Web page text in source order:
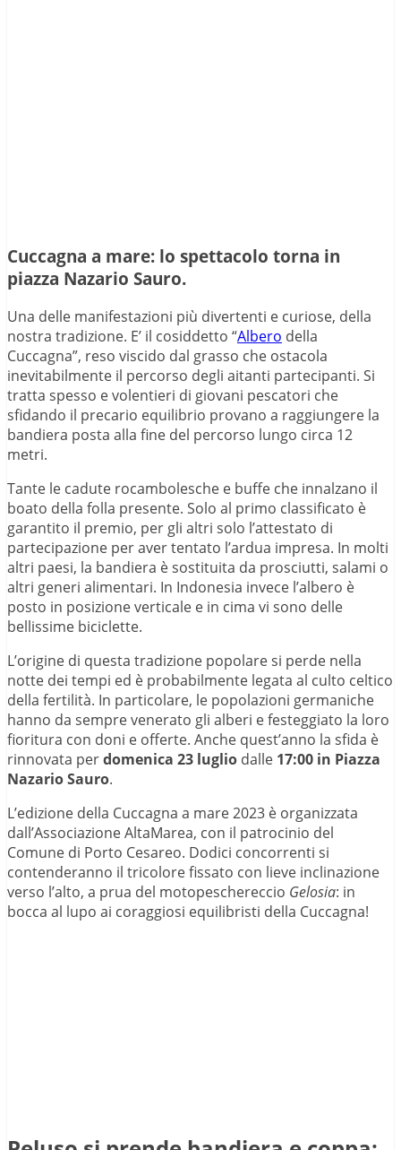
Cuccagna a mare: lo spettacolo torna in
piazza Nazario Sauro.
Una delle manifestazioni più divertenti e curiose, della
nostra tradizione. E’ il cosiddetto “Albero della
Cuccagna”, reso viscido dal grasso che ostacola
inevitabilmente il percorso degli aitanti partecipanti. Si
tratta spesso e volentieri di giovani pescatori che
sfidando il precario equilibrio provano a raggiungere la
bandiera posta alla fine del percorso lungo circa 12
metri.
Tante le cadute rocambolesche e buffe che innalzano il
boato della folla presente. Solo al primo classificato è
garantito il premio, per gli altri solo l’attestato di
partecipazione per aver tentato l’ardua impresa. In molti
altri paesi, la bandiera è sostituita da prosciutti, salami o
altri generi alimentari. In Indonesia invece l’albero è
posto in posizione verticale e in cima vi sono delle
bellissime biciclette.
L’origine di questa tradizione popolare si perde nella
notte dei tempi ed è probabilmente legata al culto celtico
della fertilità. In particolare, le popolazioni germaniche
hanno da sempre venerato gli alberi e festeggiato la loro
fioritura con doni e offerte. Anche quest’anno la sfida è
rinnovata perdomenica 23 luglio dalle 17:00 in Piazza
Nazario Sauro.
L’edizione della Cuccagna a mare 2023 è organizzata
dall’Associazione AltaMarea, con il patrocinio del
Comune di Porto Cesareo. Dodici concorrenti si
contenderanno il tricolore fissato con lieve inclinazione
verso l’alto, a prua del motopeschereccio Gelosia: in
bocca al lupo ai coraggiosi equilibristi della Cuccagna!